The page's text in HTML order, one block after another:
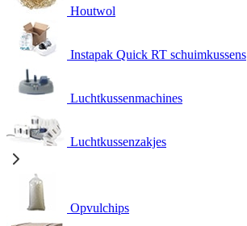
Houtwol
Instapak Quick RT schuimkussens
Luchtkussenmachines
Luchtkussenzakjes
Opvulchips